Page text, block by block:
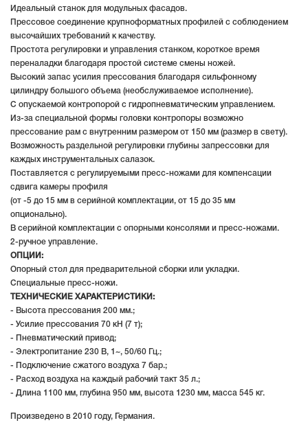
Идеальный станок для модульных фасадов.
Прессовое соединение крупноформатных профилей с соблюдением
высочайших требований к качеству.
Простота регулировки и управления станком, короткое время
переналадки благодаря простой системе смены ножей.
Высокий запас усилия прессования благодаря сильфонному
цилиндру большого объема (необслуживаемое исполнение).
С опускаемой контропорой с гидропневматическим управлением.
Из-за специальной формы головки контропоры возможно
прессование рам с внутренним размером от 150 мм (размер в свету).
Возможность раздельной регулировки глубины запрессовки для
каждых инструментальных салазок.
Поставляется с регулируемыми пресс-ножами для компенсации
сдвига камеры профиля
(от -5 до 15 мм в серийной комплектации, от 15 до 35 мм
опционально).
В серийной комплектации с опорными консолями и пресс-ножами.
2-ручное управление.
ОПЦИИ:
Опорный стол для предварительной сборки или укладки.
Специальные пресс-ножи.
ТЕХНИЧЕСКИЕ ХАРАКТЕРИСТИКИ:
- Высота прессования 200 мм.;
- Усилие прессования 70 кН (7 т);
- Пневматический привод;
- Электропитание 230 В, 1~, 50/60 Гц.;
- Подключение сжатого воздуха 7 бар.;
- Расход воздуха на каждый рабочий такт 35 л.;
- Длина 1100 мм, глубина 950 мм, высота 1230 мм, масса 545 кг.
Произведено в 2010 году, Германия.